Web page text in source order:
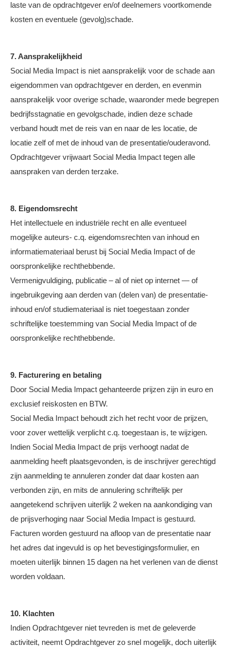
laste van de opdrachtgever en/of deelnemers voortkomende
kosten en eventuele (gevolg)schade.
7. Aansprakelijkheid
Social Media Impact is niet aansprakelijk voor de schade aan
eigendommen van opdrachtgever en derden, en evenmin
aansprakelijk voor overige schade, waaronder mede begrepen
bedrijfsstagnatie en gevolgschade, indien deze schade
verband houdt met de reis van en naar de les locatie, de
locatie zelf of met de inhoud van de presentatie/ouderavond.
Opdrachtgever vrijwaart Social Media Impact tegen alle
aanspraken van derden terzake.
8. Eigendomsrecht
Het intellectuele en industriële recht en alle eventueel
mogelijke auteurs- c.q. eigendomsrechten van inhoud en
informatiemateriaal berust bij Social Media Impact of de
oorspronkelijke rechthebbende.
Vermenigvuldiging, publicatie – al of niet op internet — of
ingebruikgeving aan derden van (delen van) de presentatie-
inhoud en/of studiemateriaal is niet toegestaan zonder
schriftelijke toestemming van Social Media Impact of de
oorspronkelijke rechthebbende.
9. Facturering en betaling
Door Social Media Impact gehanteerde prijzen zijn in euro en
exclusief reiskosten en BTW.
Social Media Impact behoudt zich het recht voor de prijzen,
voor zover wettelijk verplicht c.q. toegestaan is, te wijzigen.
Indien Social Media Impact de prijs verhoogt nadat de
aanmelding heeft plaatsgevonden, is de inschrijver gerechtigd
zijn aanmelding te annuleren zonder dat daar kosten aan
verbonden zijn, en mits de annulering schriftelijk per
aangetekend schrijven uiterlijk 2 weken na aankondiging van
de prijsverhoging naar Social Media Impact is gestuurd.
Facturen worden gestuurd na afloop van de presentatie naar
het adres dat ingevuld is op het bevestigingsformulier, en
moeten uiterlijk binnen 15 dagen na het verlenen van de dienst
worden voldaan.
10. Klachten
Indien Opdrachtgever niet tevreden is met de geleverde
activiteit, neemt Opdrachtgever zo snel mogelijk, doch uiterlijk